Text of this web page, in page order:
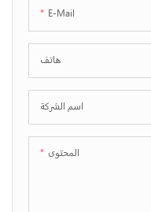
E-Mail
هاتف
اسم الشركة
المحتوى